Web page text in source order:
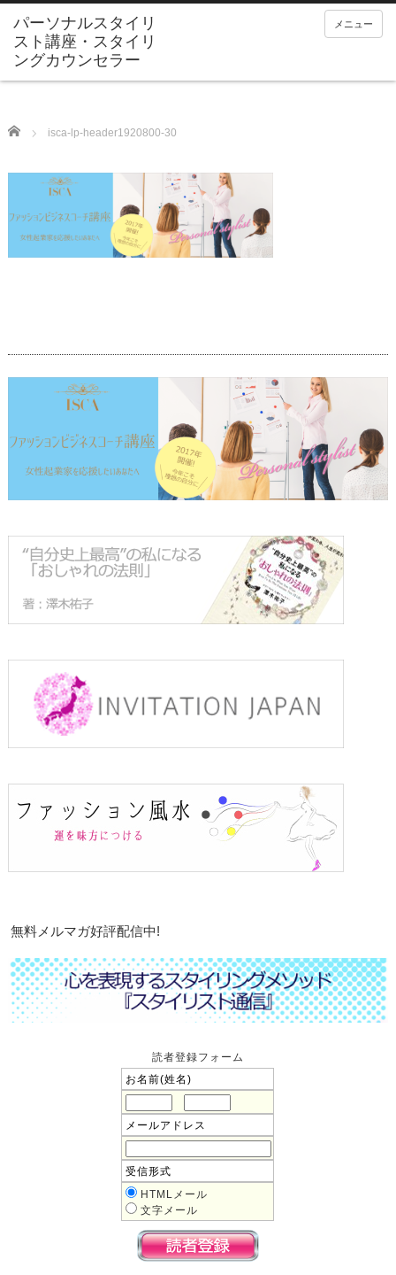
メニュー
Home isca-lp-header1920800-30
無料メルマガ好評配信中!
読者登録フォーム
お名前(姓名)
メールアドレス
受信形式
HTMLメール
文字メール